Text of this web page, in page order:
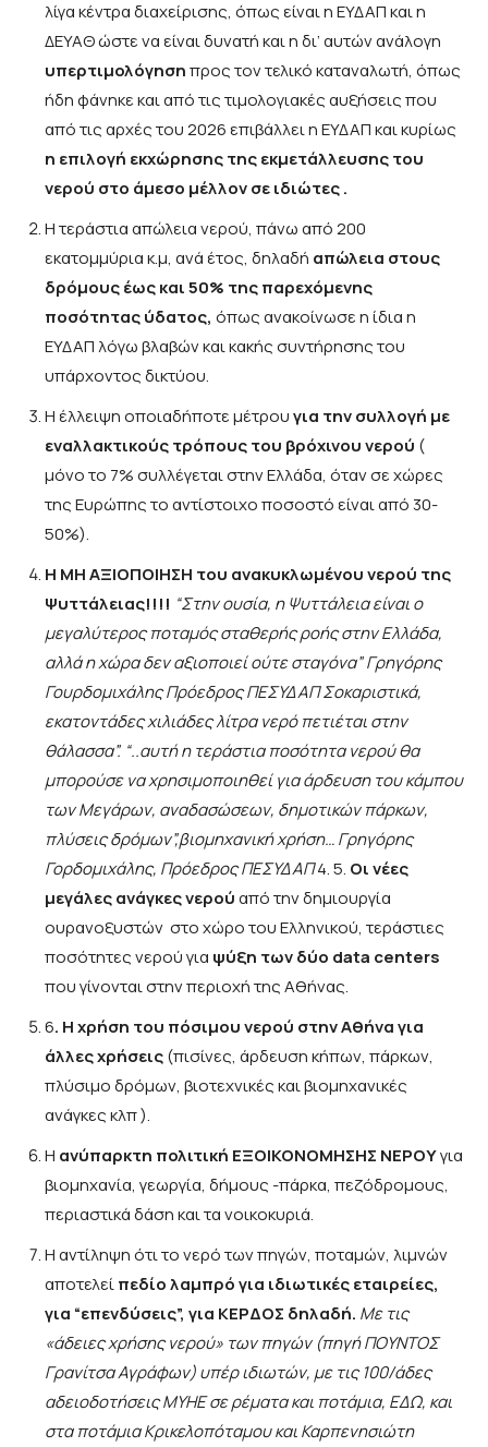
λίγα κέντρα διαχείρισης, όπως είναι η ΕΥΔΑΠ και η
ΔΕΥΑΘ ώστε να είναι δυνατή και η δι’ αυτών ανάλογη
υπερτιμολόγησηπρος τον τελικό καταναλωτή, όπως
ήδη φάνηκε και από τις τιμολογιακές αυξήσεις που
από τις αρχές του 2026 επιβάλλει η ΕΥΔΑΠ και κυρίως
η επιλογή εκχώρησης της εκμετάλλευσης του
νερού στο άμεσο μέλλον σε ιδιώτες .
Η τεράστια απώλεια νερού, πάνω από 200
εκατομμύρια κ.μ, ανά έτος, δηλαδή απώλεια στους
δρόμους έως και 50% της παρεχόμενης
ποσότητας ύδατος, όπως ανακοίνωσε η ίδια η
ΕΥΔΑΠ λόγω βλαβών και κακής συντήρησης του
υπάρχοντος δικτύου.
Η έλλειψη οποιαδήποτε μέτρουγια την συλλογή με
εναλλακτικούς τρόπους του βρόχινου νερού (
μόνο το 7% συλλέγεται στην Ελλάδα, όταν σε χώρες
της Ευρώπης το αντίστοιχο ποσοστό είναι από 30-
50%).
Η ΜΗ ΑΞΙΟΠΟΙΗΣΗ του ανακυκλωμένου νερού της
Ψυττάλειας!!!! “Στην ουσία, η Ψυττάλεια είναι ο
μεγαλύτερος ποταμός σταθερής ροής στην Ελλάδα,
αλλά η χώρα δεν αξιοποιεί ούτε σταγόνα” Γρηγόρης
Γουρδομιχάλης Πρόεδρος ΠΕΣΥΔΑΠ Σοκαριστικά,
εκατοντάδες χιλιάδες λίτρα νερό πετιέται στην
θάλασσα”. “..αυτή η τεράστια ποσότητα νερού θα
μπορούσε να χρησιμοποιηθεί για άρδευση του κάμπου
των Μεγάρων, αναδασώσεων, δημοτικών πάρκων,
πλύσεις δρόμων”,βιομηχανική χρήση… Γρηγόρης
Γορδομιχάλης, Πρόεδρος ΠΕΣΥΔΑΠ4. 5. Οι νέες
μεγάλες ανάγκες νερούαπό την δημιουργία
ουρανοξυστών στο χώρο του Ελληνικού, τεράστιες
ποσότητες νερού για ψύξη των δύο data centers
που γίνονται στην περιοχή της Αθήνας.
6. Η χρήση του πόσιμου νερού στην Αθήνα για
άλλες χρήσεις(πισίνες, άρδευση κήπων, πάρκων,
πλύσιμο δρόμων, βιοτεχνικές και βιομηχανικές
ανάγκες κλπ ).
Η ανύπαρκτη πολιτική ΕΞΟΙΚΟΝΟΜΗΣΗΣ ΝΕΡΟΥγια
βιομηχανία, γεωργία, δήμους -πάρκα, πεζόδρομους,
περιαστικά δάση και τα νοικοκυριά.
Η αντίληψη ότι το νερό των πηγών, ποταμών, λιμνών
αποτελείπεδίο λαμπρό για ιδιωτικές εταιρείες,
για “επενδύσεις”, για ΚΕΡΔΟΣ δηλαδή. Με τις
«άδειες χρήσης νερού» των πηγών (πηγή ΠΟΥΝΤΟΣ
Γρανίτσα Αγράφων) υπέρ ιδιωτών, με τις 100/άδες
αδειοδοτήσεις ΜΥΗΕ σε ρέματα και ποτάμια, ΕΔΩ, και
στα ποτάμια Κρικελοπόταμου και Καρπενησιώτη